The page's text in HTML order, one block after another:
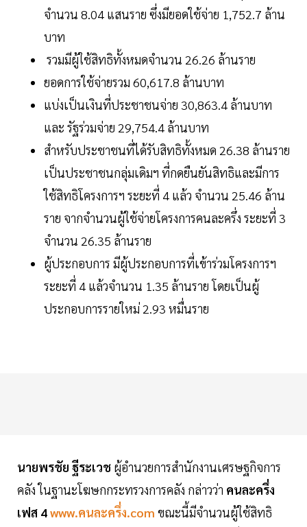
จำนวน 8.04 แสนราย ซึ่งมียอดใช้จ่าย 1,752.7 ล้าน
บาท
รวมมีผู้ใช้สิทธิทั้งหมดจำนวน 26.26 ล้านราย
ยอดการใช้จ่ายรวม 60,617.8 ล้านบาท
แบ่งเป็นเงินที่ประชาชนจ่าย 30,863.4 ล้านบาท
และ รัฐร่วมจ่าย 29,754.4 ล้านบาท
สำหรับประชาชนที่ได้รับสิทธิทั้งหมด 26.38 ล้านราย
เป็นประชาชนกลุ่มเดิมฯ ที่กดยืนยันสิทธิและมีการ
ใช้สิทธิโครงการฯ ระยะที่ 4 แล้ว จำนวน 25.46 ล้าน
ราย จากจำนวนผู้ใช้จ่ายโครงการคนละครึ่ง ระยะที่ 3
จำนวน 26.35 ล้านราย
ผู้ประกอบการ มีผู้ประกอบการที่เข้าร่วมโครงการฯ
ระยะที่ 4 แล้วจำนวน 1.35 ล้านราย โดยเป็นผู้
ประกอบการรายใหม่ 2.93 หมื่นราย
นายพรชัย ฐีระเวช ผู้อำนวยการสำนักงานเศรษฐกิจการ
คลัง ในฐานะโฆษกกระทรวงการคลัง กล่าวว่า คนละครึ่ง
เฟส 4www.คนละครึ่ง.com ขณะนี้มีจำนวนผู้ใช้สิทธิ